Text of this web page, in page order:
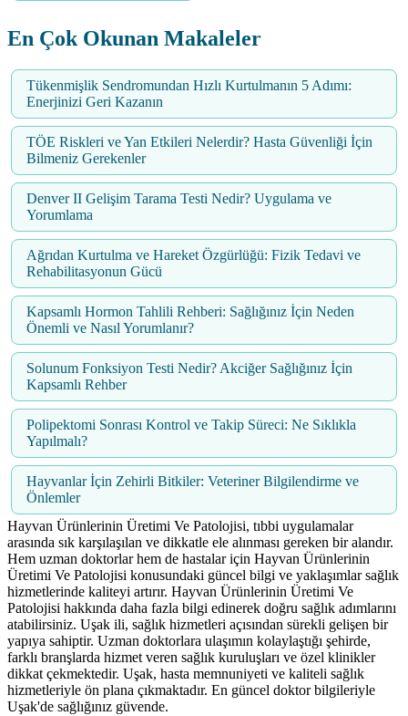
En Çok Okunan Makaleler
Tükenmişlik Sendromundan Hızlı Kurtulmanın 5 Adımı:
Enerjinizi Geri Kazanın
TÖE Riskleri ve Yan Etkileri Nelerdir? Hasta Güvenliği İçin
Bilmeniz Gerekenler
Denver II Gelişim Tarama Testi Nedir? Uygulama ve
Yorumlama
Ağrıdan Kurtulma ve Hareket Özgürlüğü: Fizik Tedavi ve
Rehabilitasyonun Gücü
Kapsamlı Hormon Tahlili Rehberi: Sağlığınız İçin Neden
Önemli ve Nasıl Yorumlanır?
Solunum Fonksiyon Testi Nedir? Akciğer Sağlığınız İçin
Kapsamlı Rehber
Polipektomi Sonrası Kontrol ve Takip Süreci: Ne Sıklıkla
Yapılmalı?
Hayvanlar İçin Zehirli Bitkiler: Veteriner Bilgilendirme ve
Önlemler
Hayvan Ürünlerinin Üretimi Ve Patolojisi, tıbbi uygulamalar
arasında sık karşılaşılan ve dikkatle ele alınması gereken bir alandır.
Hem uzman doktorlar hem de hastalar için Hayvan Ürünlerinin
Üretimi Ve Patolojisi konusundaki güncel bilgi ve yaklaşımlar sağlık
hizmetlerinde kaliteyi artırır. Hayvan Ürünlerinin Üretimi Ve
Patolojisi hakkında daha fazla bilgi edinerek doğru sağlık adımlarını
atabilirsiniz. Uşak ili, sağlık hizmetleri açısından sürekli gelişen bir
yapıya sahiptir. Uzman doktorlara ulaşımın kolaylaştığı şehirde,
farklı branşlarda hizmet veren sağlık kuruluşları ve özel klinikler
dikkat çekmektedir. Uşak, hasta memnuniyeti ve kaliteli sağlık
hizmetleriyle ön plana çıkmaktadır. En güncel doktor bilgileriyle
Uşak'de sağlığınız güvende.